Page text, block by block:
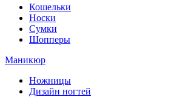
Кошельки
Носки
Сумки
Шопперы
Маникюр
Ножницы
Дизайн ногтей